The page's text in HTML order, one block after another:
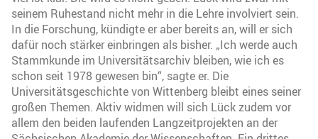
seinem Ruhestand nicht mehr in die Lehre involviert sein.
In die Forschung, kündigte er aber bereits an, will er sich
dafür noch stärker einbringen als bisher. „Ich werde auch
Stammkunde im Universitätsarchiv bleiben, wie ich es
schon seit 1978 gewesen bin“, sagte er. Die
Universitätsgeschichte von Wittenberg bleibt eines seiner
großen Themen. Aktiv widmen will sich Lück zudem vor
allem den beiden laufenden Langzeitprojekten an der